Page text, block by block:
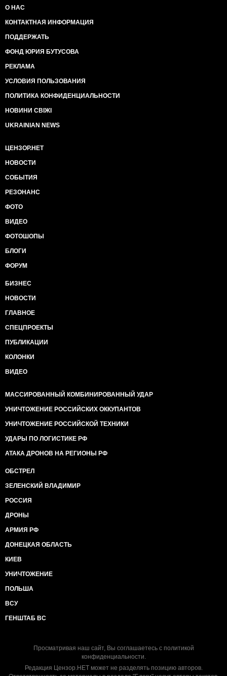
О НАС
КОНТАКТНАЯ ИНФОРМАЦИЯ
ПОДДЕРЖАТЬ
ФОНД ЮРИЯ БУТУСОВА
РЕКЛАМА
УСЛОВИЯ ПОЛЬЗОВАНИЯ
ПОЛИТИКА КОНФИДЕНЦИАЛЬНОСТИ
НОВИНИ СВІЖІ
UKRAINIAN NEWS
ЦЕНЗОР.НЕТ
НОВОСТИ
СОБЫТИЯ
РЕЗОНАНС
ФОТО
ВИДЕО
ФОТОШОПЫ
БЛОГИ
ФОРУМ
БИЗНЕС
НОВОСТИ
ГЛАВНОЕ
СПЕЦПРОЕКТЫ
ПУБЛИКАЦИИ
КОЛОНКИ
ВИДЕО
МАССИРОВАННЫЙ КОМБИНИРОВАННЫЙ УДАР
УНИЧТОЖЕНИЕ РОССИЙСКИХ ОККУПАНТОВ
УНИЧТОЖЕНИЕ РОССИЙСКОЙ ТЕХНИКИ
УДАРЫ ПО ЛОГИСТИКЕ РФ
АТАКА ДРОНОВ НА РЕГИОНЫ РФ
ОБСТРЕЛ
ЗЕЛЕНСКИЙ ВЛАДИМИР
РОССИЯ
ДРОНЫ
АРМИЯ РФ
ДОНЕЦКАЯ ОБЛАСТЬ
КИЕВ
УНИЧТОЖЕНИЕ
ПОЛЬША
ВСУ
ГЕНШТАБ ВС
Просматривая наш сайт, Вы соглашаетесь с политикой
конфиденциальности.
Редакция Цензор.НЕТ может не разделять позицию авторов.